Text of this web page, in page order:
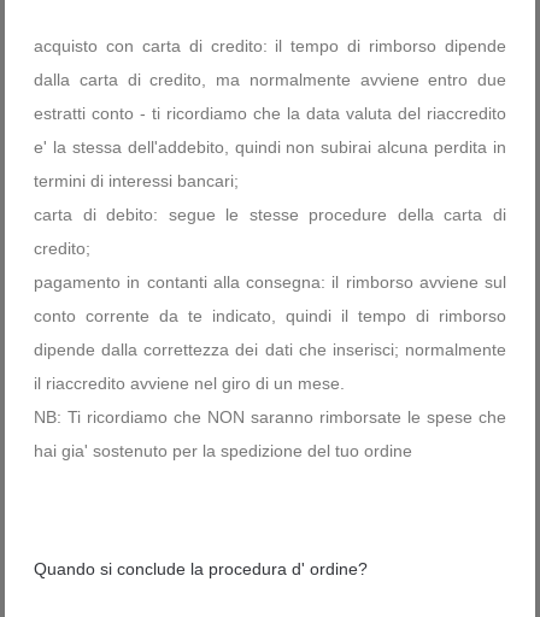
acquisto con carta di credito: il tempo di rimborso dipende
dalla carta di credito, ma normalmente avviene entro due
estratti conto - ti ricordiamo che la data valuta del riaccredito
e' la stessa dell'addebito, quindi non subirai alcuna perdita in
termini di interessi bancari;
carta di debito: segue le stesse procedure della carta di
credito;
pagamento in contanti alla consegna: il rimborso avviene sul
conto corrente da te indicato, quindi il tempo di rimborso
dipende dalla correttezza dei dati che inserisci; normalmente
il riaccredito avviene nel giro di un mese.
NB: Ti ricordiamo che NON saranno rimborsate le spese che
hai gia' sostenuto per la spedizione del tuo ordine
Quando si conclude la procedura d' ordine?